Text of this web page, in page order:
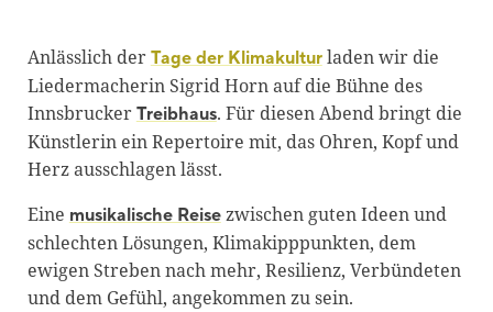
Anlässlich der Tage der Klimakulturladen wir die
Liedermacherin Sigrid Horn auf die Bühne des
Innsbrucker Treibhaus. Für diesen Abend bringt die
Künstlerin ein Repertoire mit, das Ohren, Kopf und
Herz ausschlagen lässt.
Eine musikalische Reisezwischen guten Ideen und
schlechten Lösungen, Klimakipppunkten, dem
ewigen Streben nach mehr, Resilienz, Verbündeten
und dem Gefühl, angekommen zu sein.